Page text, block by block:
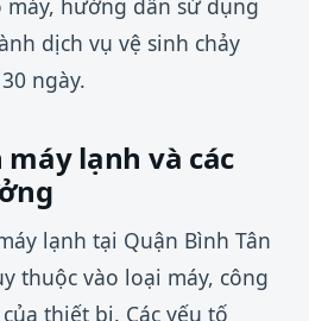
máy, hướng dẫn sử dụng
dịch vụ vệ sinh chảy
ngày.
máy lạnh và các
lạnh tại Quận Bình Tân
thuộc vào loại máy, công
thiết bị. Các yếu tố